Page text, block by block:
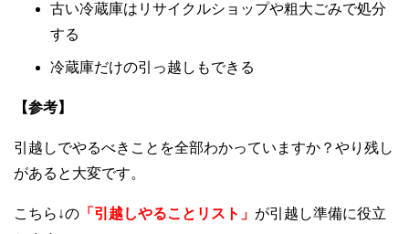
古い冷蔵庫はリサイクルショップや粗大ごみで処分
する
冷蔵庫だけの引っ越しもできる
【参考】
引越しでやるべきことを全部わかっていますか？やり残し
があると大変です。
こちら↓の 「引越しやることリスト」 が引越し準備に役立